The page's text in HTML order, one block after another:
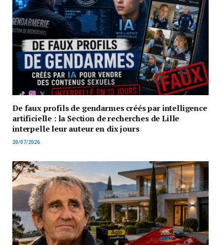
De faux profils de gendarmes créés par intelligence
artificielle : la Section de recherches de Lille
interpelle leur auteur en dix jours
20/07/2026